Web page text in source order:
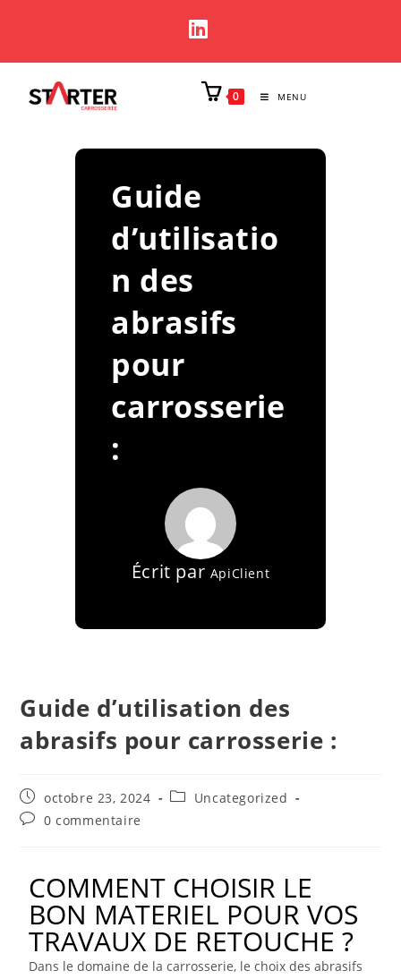
0 MENU
Guide
d’utilisatio
n des
abrasifs
pour
carrosserie
:
Écrit par ApiClient
Guide d’utilisation des
abrasifs pour carrosserie :
octobre 23, 2024
Uncategorized
0 commentaire
COMMENT CHOISIR LE
BON MATERIEL POUR VOS
TRAVAUX DE RETOUCHE ?
Dans le domaine de la carrosserie, le choix des abrasifs